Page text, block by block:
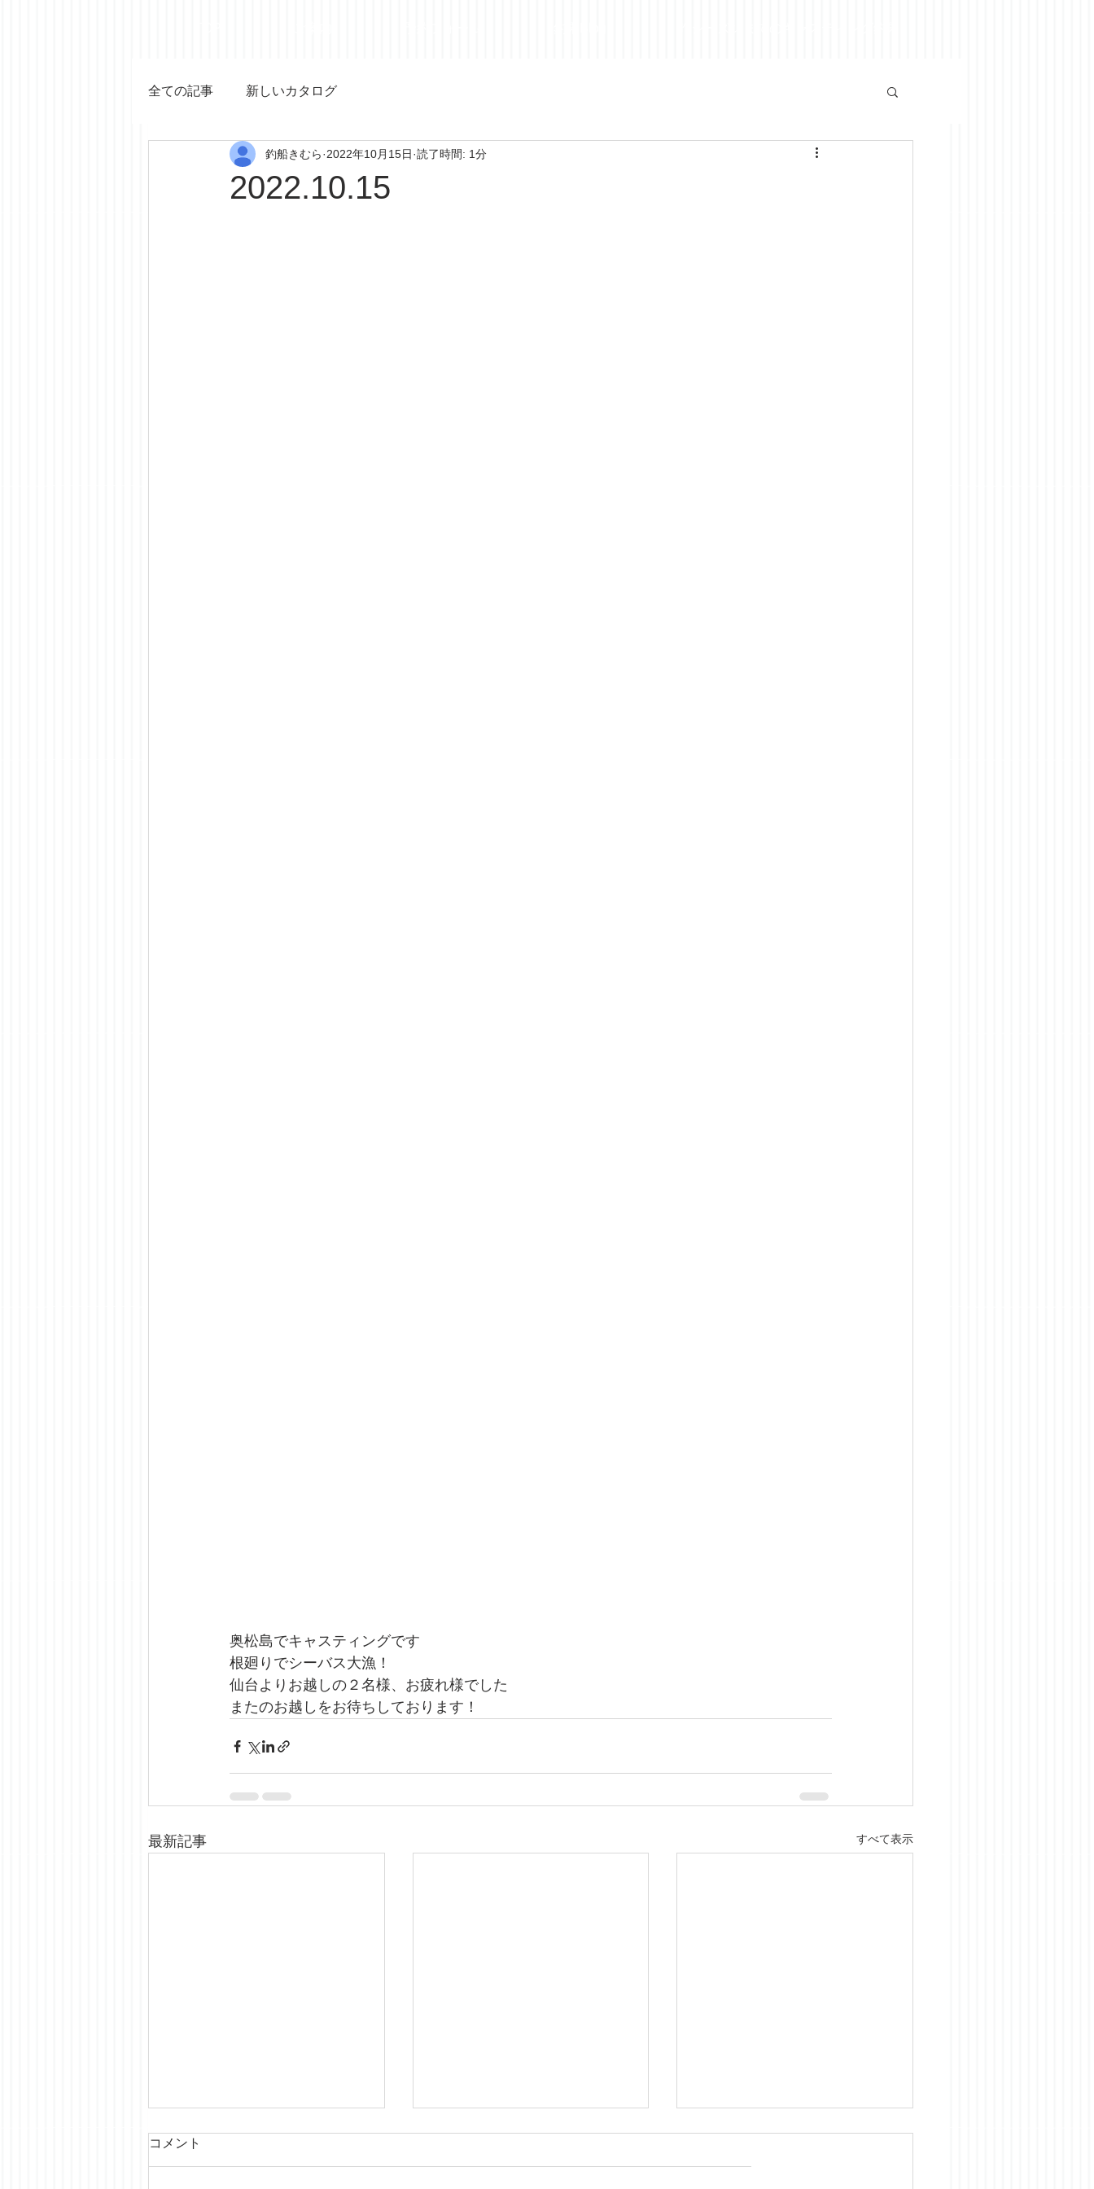
全ての記事 新しいカタログ
2022.10.15
釣船きむら 2022年10月15日 読了時間: 1分
奥松島でキャスティングです
根廻りでシーバス大漁！
仙台よりお越しの２名様、お疲れ様でした
またのお越しをお待ちしております！
最新記事 すべて表示
コメント